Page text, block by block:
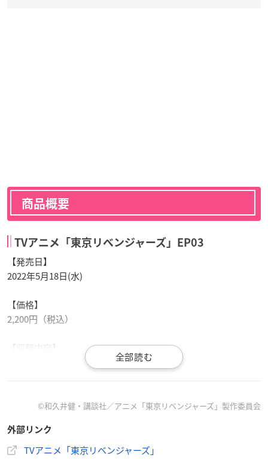
商品概要
TVアニメ「東京リベンジャーズ」EP03
【発売日】
2022年5月18日(水)
【価格】
2,200円（税込）
【収録内容】
タイトル未定 / 橘 日向（CV：和氣あず未）
也、武内駿輔、葉山翔太）
M2（Instrumental）
M3（Instrumental）
©和久井健・講談社／アニメ「東京リベンジャーズ」製作委員会
外部リンク
TVアニメ「東京リベンジャーズ」